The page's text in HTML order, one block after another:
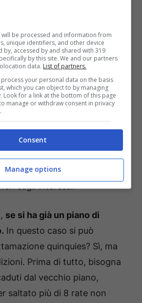
Iva), le imposte locali (Tari
e i contributi previdenziali.
invece, gli aiuti di
i crediti da reati penali, i
percepiti in maniera
della Corte dei Conti.
quater, risalente al
è più flessibile e lunga. Ma
alla decadenza,
sugli interessi.
se si ha già un piano di
In questo caso si può
quinquies? Sì, ma
Prima di tutto, bisogna
dal vecchio piano,
saltato più di 8 rate non
be processed and information from
unique identifiers, and other device
by, accessed by and shared with 319
by this site. We and our partners
data. List of partners.
your personal data on the basis
which you can object to by managing
Look for a link at the bottom of this page
manage or withdraw consent in privacy
Consent
Manage options